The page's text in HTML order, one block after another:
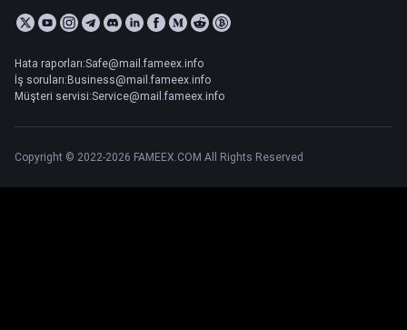
Hata raporları:Safe@mail.fameex.info
İş soruları:Business@mail.fameex.info
Müşteri servisi:Service@mail.fameex.info
Copyright © 2022-2026 FAMEEX.COM All Rights Reserved